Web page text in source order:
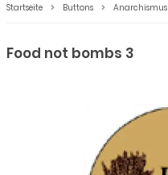
Startseite Buttons Anarchismus
Food not bombs 3